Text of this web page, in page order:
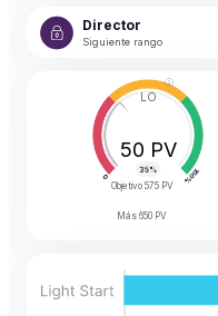
LO
50 PV
Objetivo 575 PV
Más 650 PV
Director
Siguiente rango